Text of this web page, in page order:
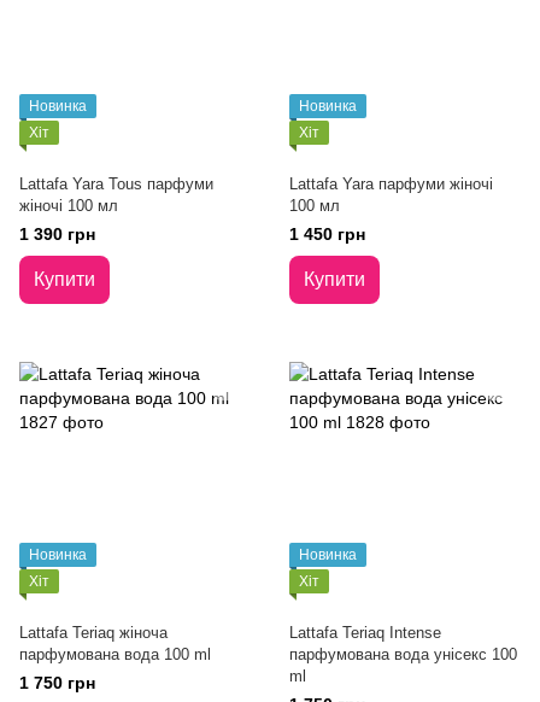
Новинка
Хіт
Lattafa Yara Tous парфуми
жіночі 100 мл
1 390 грн
Купити
Новинка
Хіт
Lattafa Yara парфуми жіночі
100 мл
1 450 грн
Купити
Новинка
Хіт
Lattafa Teriaq жіноча
парфумована вода 100 ml
1 750 грн
Новинка
Хіт
Lattafa Teriaq Intense
парфумована вода унісекс 100
ml